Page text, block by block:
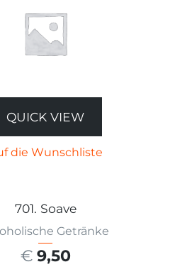
QUICK VIEW
die Wunschliste
701. Soave
Getränke
€ 9,50